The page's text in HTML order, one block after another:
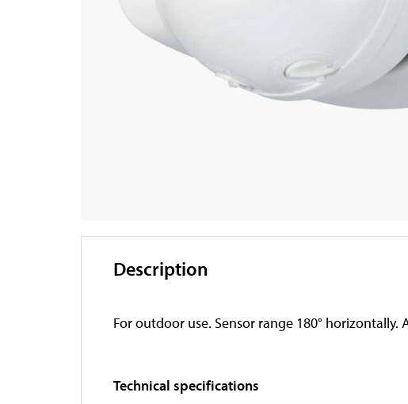
Description
For outdoor use. Sensor range 180°
Technical specifications